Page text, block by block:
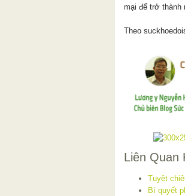
mại để trở thành
Theo
Liên Quan
Tuyệt
Bí quyết